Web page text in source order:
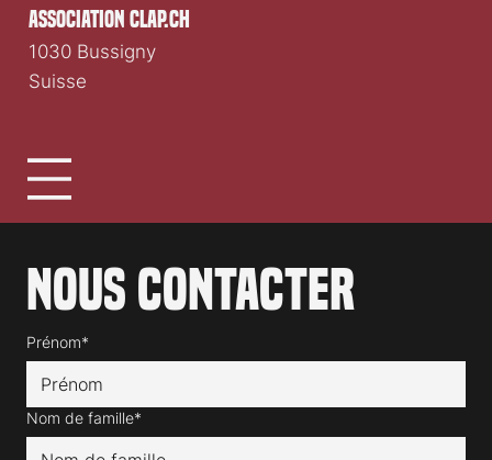
Nous contacter
Prénom*
Nom de famille*
association clap.ch
1030 Bussigny
Suisse